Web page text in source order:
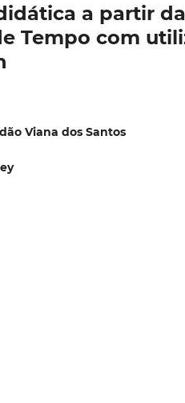
a partir
Tempo com
Viana dos Santos